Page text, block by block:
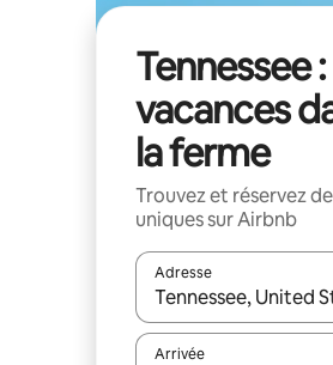
Tennessee
vacances
la ferme
Trouvez et réservez
uniques sur Airbnb
Adresse
Lorsque les résultats
Arrivée